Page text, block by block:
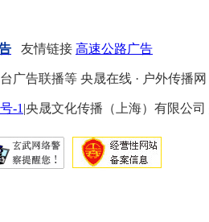
友情链接 高速公路广告
广告联播等 央晟在线 · 户外传播
-1 |央晟文化传播（上海）有限公司